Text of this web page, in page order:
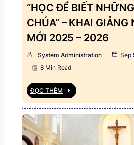
“HỌC ĐỂ BIẾT
CHÚA” – KHAI GIẢNG
MỚI 2025 – 2026
System Administration
Sep
8 Min Read
ĐỌC THÊM